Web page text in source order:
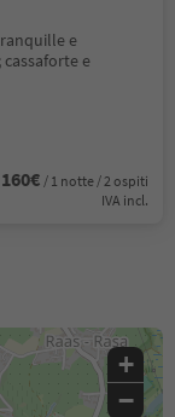
e
e
/ 1 notte / 2 ospiti
IVA incl.
+
−